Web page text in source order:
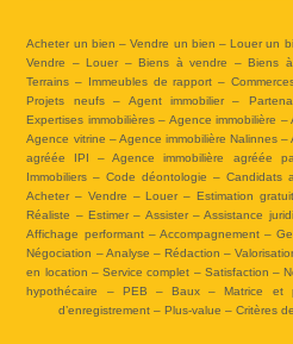
Acheter un bien – Vendre un bien – Louer un
Vendre – Louer – Biens à vendre – Biens
Terrains – Immeubles de rapport –
Projets neufs – Agent immobilier –
Expertises immobilières – Agence immobilière
Agence vitrine – Agence immobilière Nalinnes
agréée IPI – Agence immobilière agréée
Immobiliers – Code déontologie – Candidats
Acheter – Vendre – Louer – Estimation
Réaliste – Estimer – Assister – Assistance
Affichage performant – Accompagnement –
Négociation – Analyse – Rédaction –
en location – Service complet – Satisfaction –
hypothécaire – PEB – Baux – Matrice et
d’enregistrement – Plus-value – Critères